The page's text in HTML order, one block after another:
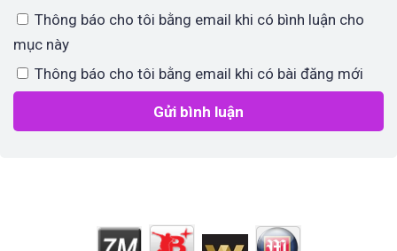
Thông báo cho tôi bằng email khi có bình luận cho
mục này
Thông báo cho tôi bằng email khi có bài đăng mới